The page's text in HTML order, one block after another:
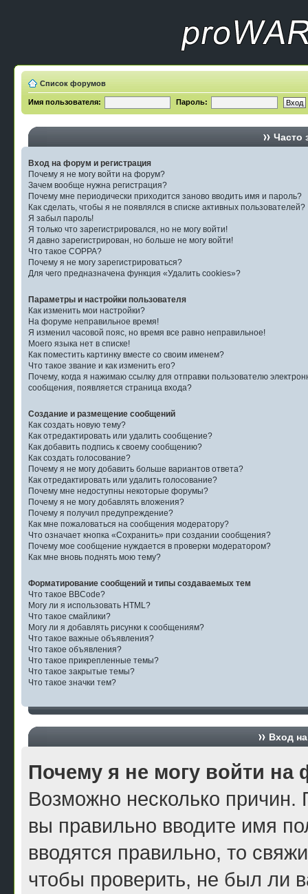
Список форумов
Имя пользователя: Пароль:
Часто
Вход на форум и регистрация
Почему я не могу войти на форум?
Зачем вообще нужна регистрация?
Почему мне периодически приходится заново вводить имя и пароль?
Как сделать, чтобы я не появлялся в списке активных пользователей?
Я забыл пароль!
Я только что зарегистрировался, но не могу войти!
Я давно зарегистрирован, но больше не могу войти!
Что такое COPPA?
Почему я не могу зарегистрироваться?
Для чего предназначена функция «Удалить cookies»?
Параметры и настройки пользователя
Как изменить мои настройки?
На форуме неправильное время!
Я изменил часовой пояс, но время все равно неправильное!
Моего языка нет в списке!
Как поместить картинку вместе со своим именем?
Что такое звание и как изменить его?
Почему, когда я нажимаю ссылку для отправки пользователю
сообщения, появляется страница входа?
Создание и размещение сообщений
Как создать новую тему?
Как отредактировать или удалить сообщение?
Как добавить подпись к своему сообщению?
Как создать голосование?
Почему я не могу добавить больше вариантов ответа?
Как отредактировать или удалить голосование?
Почему мне недоступны некоторые форумы?
Почему я не могу добавлять вложения?
Почему я получил предупреждение?
Как мне пожаловаться на сообщения модератору?
Что означает кнопка «Сохранить» при создании сообщения?
Почему мое сообщение нуждается в проверки модератором?
Как мне вновь поднять мою тему?
Форматирование сообщений и типы создаваемых тем
Что такое BBCode?
Могу ли я использовать HTML?
Что такое смайлики?
Могу ли я добавлять рисунки к сообщениям?
Что такое важные объявления?
Что такое объявления?
Что такое прикрепленные темы?
Что такое закрытые темы?
Что такое значки тем?
Вход
Почему я не могу войти на
Возможно несколько причин.
вы правильно вводите имя
вводятся правильно, то
чтобы проверить, не был ли